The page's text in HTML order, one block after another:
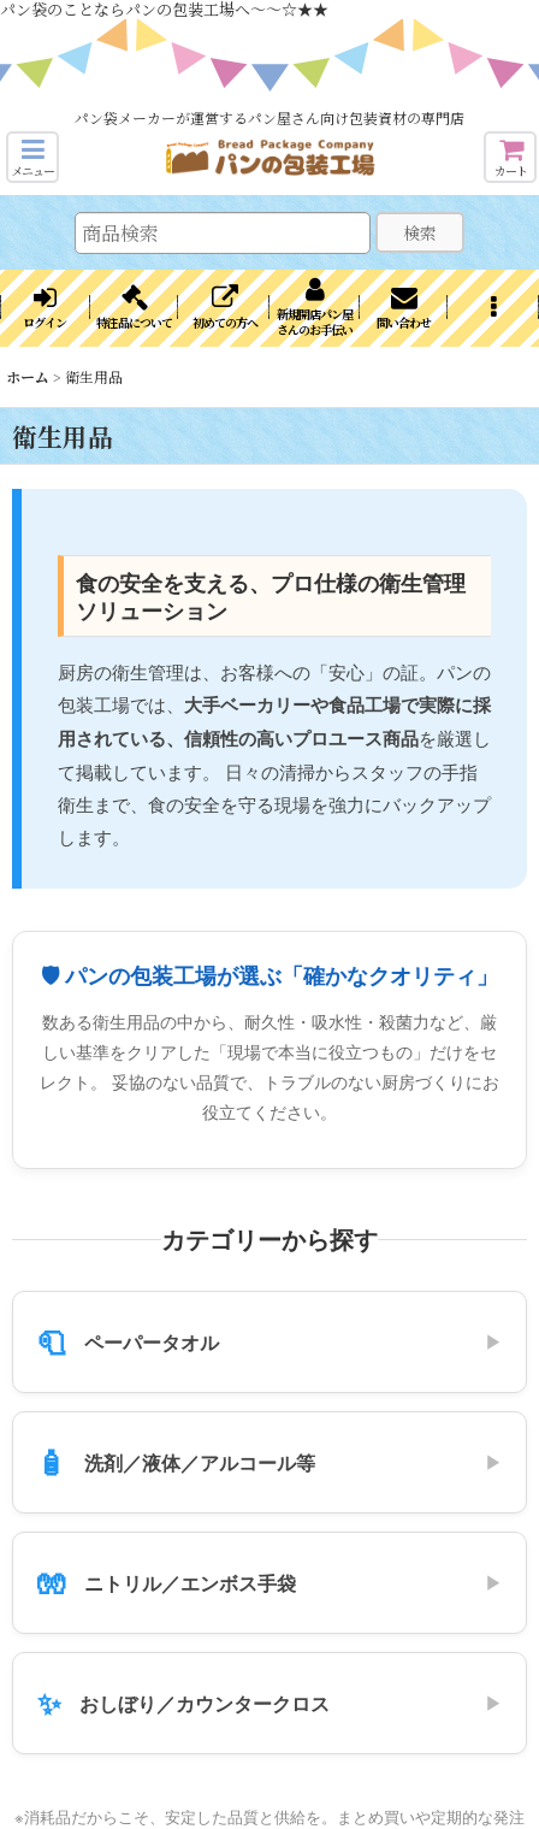
パン袋のことならパンの包装工場へ～～☆★★
パン袋メーカーが運営するパン屋さん向け包装資材の専門店
メニュー カート
検索
ログイン 特注品について 初めての方へ
新規開店パン屋
さんのお手伝い
問い合わせ
ホーム > 衛生用品
衛生用品
食の安全を支える、プロ仕様の衛生管理
ソリューション
厨房の衛生管理は、お客様への「安心」の証。パンの
包装工場では、 大手ベーカリーや食品工場で実際に採
用されている、信頼性の高いプロユース商品を厳選し
て掲載しています。 日々の清掃からスタッフの手指
衛生まで、食の安全を守る現場を強力にバックアップ
します。
🛡️ パンの包装工場が選ぶ「確かなクオリティ」
数ある衛生用品の中から、耐久性・吸水性・殺菌力など、厳
しい基準をクリアした「現場で本当に役立つもの」だけをセ
レクト。 妥協のない品質で、トラブルのない厨房づくりにお
役立てください。
カテゴリーから探す
🧻 ペーパータオル ▶
🧴 洗剤／液体／アルコール等 ▶
🧤 ニトリル／エンボス手袋 ▶
✨ おしぼり／カウンタークロス ▶
※消耗品だからこそ、安定した品質と供給を。まとめ買いや定期的な発注